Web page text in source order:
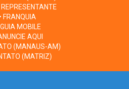
• FRANQUIA
GUIA MOBILE
AQUI
(MANAUS-AM)
(MATRIZ)